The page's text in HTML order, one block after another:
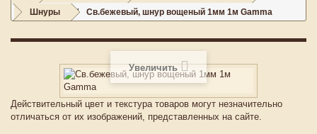
Шнуры
Св.бежевый, шнур вощеный 1мм 1м Gamma
Увеличить
Действительный цвет и текстура товаров могут незначительно
отличаться от их изображений, представленных на сайте.